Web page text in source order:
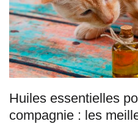
Huiles essentielles
compagnie : les